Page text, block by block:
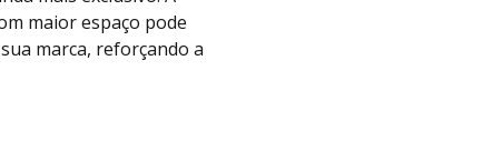
maior espaço pode
marca, reforçando a